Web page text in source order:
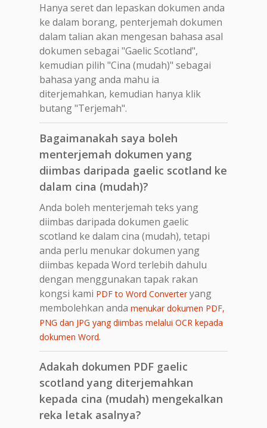
Hanya seret dan lepaskan dokumen anda
ke dalam borang, penterjemah dokumen
dalam talian akan mengesan bahasa asal
dokumen sebagai "Gaelic Scotland",
kemudian pilih "Cina (mudah)" sebagai
bahasa yang anda mahu ia
diterjemahkan, kemudian hanya klik
butang "Terjemah".
Bagaimanakah saya boleh
menterjemah dokumen yang
diimbas daripada gaelic scotland ke
dalam cina (mudah)?
Anda boleh menterjemah teks yang
diimbas daripada dokumen gaelic
scotland ke dalam cina (mudah), tetapi
anda perlu menukar dokumen yang
diimbas kepada Word terlebih dahulu
dengan menggunakan tapak rakan
kongsi kami PDF to Word Converteryang
membolehkan anda menukar dokumen PDF,
PNG dan JPG yang diimbas melalui OCR kepada
dokumen Word.
Adakah dokumen PDF gaelic
scotland yang diterjemahkan
kepada cina (mudah) mengekalkan
reka letak asalnya?